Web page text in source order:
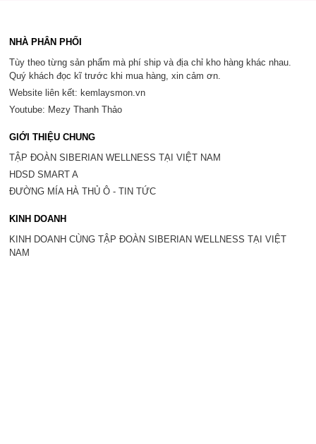
NHÀ PHÂN PHỐI
Tùy theo từng sản phẩm mà phí ship và địa chỉ kho hàng khác nhau.
Quý khách đọc kĩ trước khi mua hàng, xin cảm ơn.
Website liên kết: kemlaysmon.vn
Youtube: Mezy Thanh Thảo
GIỚI THIỆU CHUNG
TẬP ĐOÀN SIBERIAN WELLNESS TẠI VIỆT NAM
HDSD SMART A
ĐƯỜNG MÍA HÀ THỦ Ô - TIN TỨC
KINH DOANH
KINH DOANH CÙNG TẬP ĐOÀN SIBERIAN WELLNESS TẠI VIỆT
NAM